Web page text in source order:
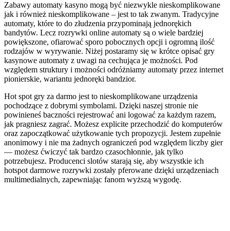
Zabawy automaty kasyno mogą być niezwykle nieskomplikowane
jak i również nieskomplikowane – jest to tak zwanym. Tradycyjne
automaty, które to do złudzenia przypominają jednorękich
bandytów. Lecz rozrywki online automaty są o wiele bardziej
powiększone, ofiarować sporo pobocznych opcji i ogromną ilość
rodzajów w wyrywanie. Niżej postaramy się w krótce opisać gry
kasynowe automaty z uwagi na cechująca je możności. Pod
względem struktury i możności odróżniamy automaty przez internet
pionierskie, wariantu jednoręki bandzior.
Hot spot gry za darmo jest to nieskomplikowane urządzenia
pochodzące z dobrymi symbolami. Dzięki naszej stronie nie
powinieneś baczności rejestrować ani logować za każdym razem,
jak pragniesz zagrać. Możesz explicite przechodzić do komputerów
oraz zapoczątkować użytkowanie tych propozycji. Jestem zupełnie
anonimowy i nie ma żadnych ograniczeń pod względem liczby gier
— możesz ćwiczyć tak bardzo czasochłonnie, jak tylko
potrzebujesz. Producenci slotów starają się, aby wszystkie ich
hotspot darmowe rozrywki zostały pferowane dzięki urządzeniach
multimedialnych, zapewniając fanom wyższą wygodę.